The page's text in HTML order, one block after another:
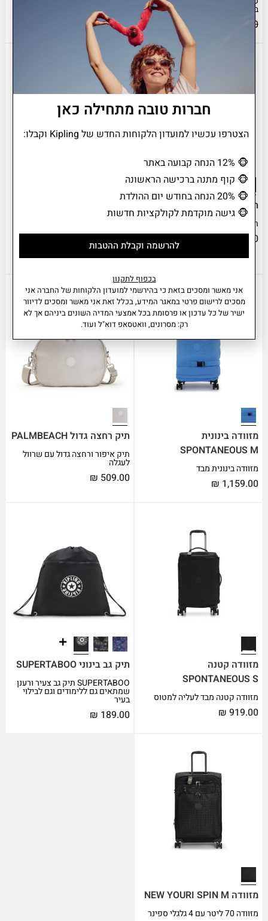
בעיר
189.00
₪
₪739.00
תיק נסיעות קטן ARGUS S
תיק לנסיעות וחדר כושר קל לנשיאה
519.00 שמתאים גם ללימודים וגם לבילוי
בעיר
₪189.00
₪94.00
מזוודה בינונית
SPONTANEOUS M
מזוודה בינונית מבד
₪ 1,159.00
תיק רחצה גדול PALMBEACH
תיק איפור ורחצה גדול עם שרוול
לעגלה
₪ 509.00
מזוודה קטנה
SPONTANEOUS S
מזוודה קטנה מבד לעליה למטוס
₪ 919.00
תיק גב בינוני SUPERTABOO
SUPERTABOO תיק גב צעיר ורענן
שמתאים גם ללימודים וגם לבילוי
בעיר
₪ 189.00
מזוודה NEW YOURI SPIN M
מזוודה 70 ליטר עם 4 גלגלי ספינר
חברות טובה מתחילה כאן
הצטרפו עכשיו למועדון הלקוחות החדש של Kipling וקבלו:
🐵
🐵 קוף מתנה ברכישה הראשונה
🐵
🐵 גישה מוקדמת לקולקציות חדשות
להרשמה וקבלת ההטבות
בכפוף לתקנון
אני מאשר ומסכים בזאת כי בהירשמי למועדון הלקוחות של החברה אני
מסכים לרישום פרטי במאגר המידע, בכלל זאת אני מאשר ומסכים לדיוור
ישיר של כל עדכון או פרסומת בכל אמצעי המדיה השונים ביניהם אך לא
רק: מסרונים, וואטסאפ דוא"ל ועוד.